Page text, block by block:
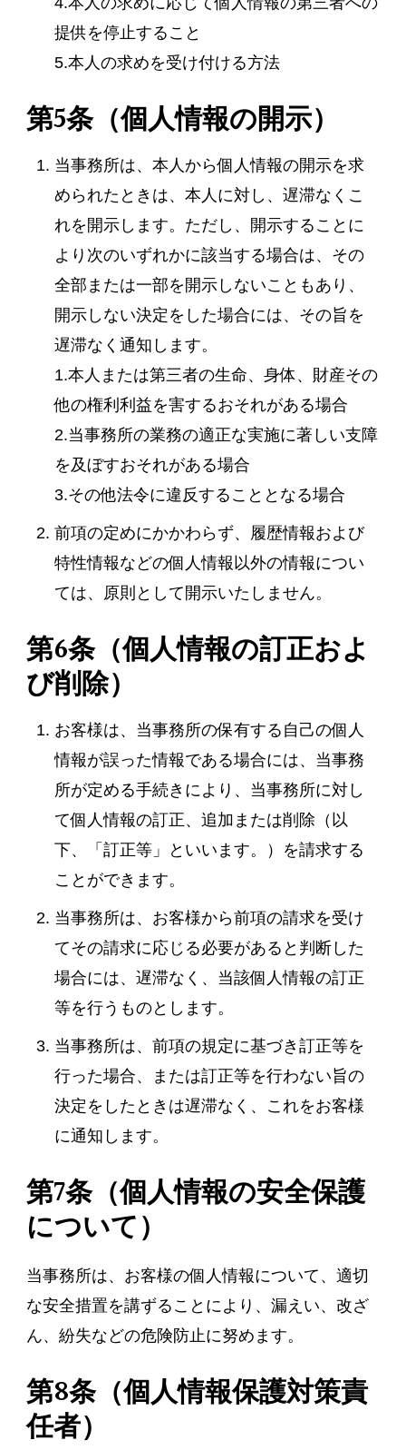
提供を停止すること
5.本人の求めを受け付ける方法
第5条（個人情報の開示）
当事務所は、本人から個人情報の開示を求
められたときは、本人に対し、遅滞なくこ
れを開示します。ただし、開示することに
より次のいずれかに該当する場合は、その
全部または一部を開示しないこともあり、
開示しない決定をした場合には、その旨を
遅滞なく通知します。
1.本人または第三者の生命、身体、財産その
他の権利利益を害するおそれがある場合
2.当事務所の業務の適正な実施に著しい支障
を及ぼすおそれがある場合
3.その他法令に違反することとなる場合
前項の定めにかかわらず、履歴情報および
特性情報などの個人情報以外の情報につい
ては、原則として開示いたしません。
第6条（個人情報の訂正およ
び削除）
お客様は、当事務所の保有する自己の個人
情報が誤った情報である場合には、当事務
所が定める手続きにより、当事務所に対し
て個人情報の訂正、追加または削除（以
下、「訂正等」といいます。）を請求する
ことができます。
当事務所は、お客様から前項の請求を受け
てその請求に応じる必要があると判断した
場合には、遅滞なく、当該個人情報の訂正
等を行うものとします。
当事務所は、前項の規定に基づき訂正等を
行った場合、または訂正等を行わない旨の
決定をしたときは遅滞なく、これをお客様
に通知します。
第7条（個人情報の安全保護
について）
当事務所は、お客様の個人情報について、適切
な安全措置を講ずることにより、漏えい、改ざ
ん、紛失などの危険防止に努めます。
第8条（個人情報保護対策責
任者）